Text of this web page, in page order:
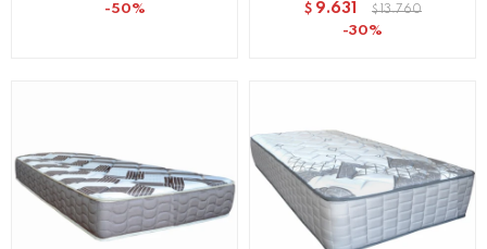
50 $ 9.631 $ 13.760
30